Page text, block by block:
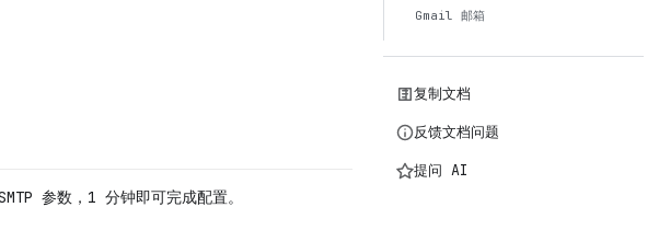
参数，1 分钟即可完成配置。
Gmail 邮箱
复制文档
反馈文档问题
提问 AI